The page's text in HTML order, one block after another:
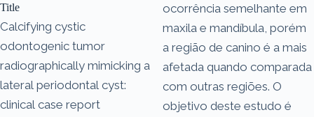
Title
Calcifying cystic
odontogenic tumor
radiographically mimicking a
lateral periodontal cyst:
clinical case report
ocorrência semelhante em
maxila e mandíbula, porém
a região de canino é a mais
afetada quando comparada
com outras regiões. O
objetivo deste estudo é